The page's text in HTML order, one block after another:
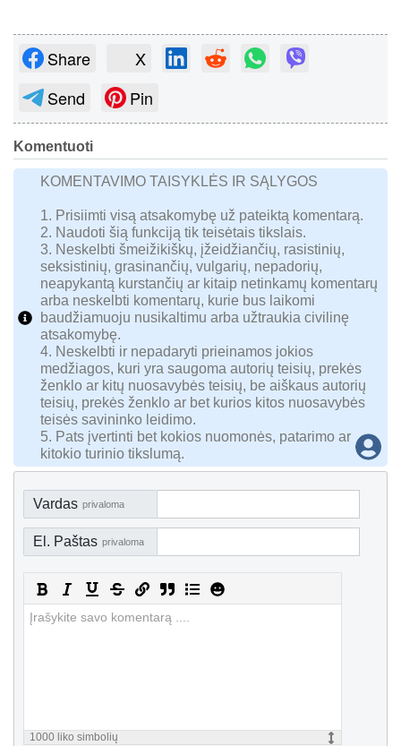
Share
X
Send
Pin
Komentuoti
KOMENTAVIMO TAISYKLĖS IR SĄLYGOS
1. Prisiimti visą atsakomybę už pateiktą komentarą.
2. Naudoti šią funkciją tik teisėtais tikslais.
3. Neskelbti šmeižikiškų, įžeidžiančių, rasistinių,
seksistinių, grasinančių, vulgarių, nepadorių,
neapykantą kurstančių ar kitaip netinkamų komentarų
arba neskelbti komentarų, kurie bus laikomi
baudžiamuoju nusikaltimu arba užtraukia civilinę
atsakomybę.
4. Neskelbti ir nepadaryti prieinamos jokios
medžiagos, kuri yra saugoma autorių teisių, prekės
ženklo ar kitų nuosavybės teisių, be aiškaus autorių
teisių, prekės ženklo ar bet kurios kitos nuosavybės
teisės savininko leidimo.
5. Pats įvertinti bet kokios nuomonės, patarimo ar
kitokio turinio tikslumą.
Vardas privaloma
El. Paštas privaloma
1000 liko simbolių